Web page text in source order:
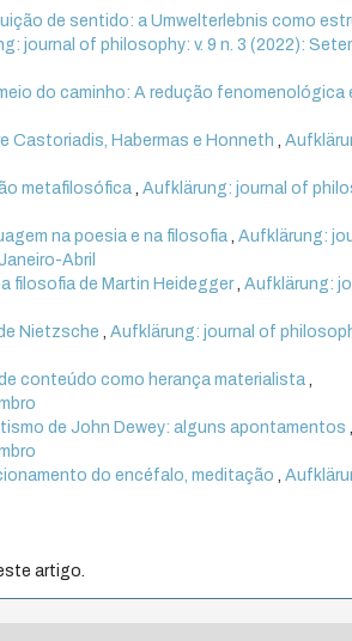
de sentido: a Umwelterlebnis como
journal of philosophy: v. 9 n. 3 (2022):
do caminho: A redução fenomenológica
Castoriadis, Habermas e Honneth ,
metafilosófica ,Aufklärung: journal of
na poesia e na filosofia ,Aufklärung:
Abril
filosofia de Martin Heidegger ,Aufklärung:
Nietzsche ,Aufklärung: journal of
conteúdo como herança materialista
de John Dewey: alguns apontamentos
do encéfalo, meditação ,
artigo.